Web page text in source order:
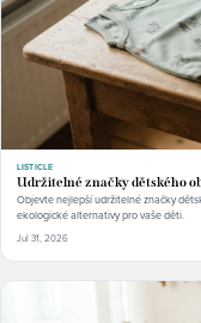
LISTICLE
Udržitelné značky dětského
Objevte nejlepší udržitelné značky
ekologické alternativy pro vaše děti.
Jul 31, 2026